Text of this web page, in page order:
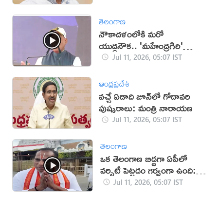
తెలంగాణ
నౌకాదళంలోకి మరో
యుద్ధనౌక.. 'మహేంద్రగిరి'
జలప్రవేశం (వీడియో)
Jul 11, 2026, 05:07 IST
ఆంధ్రప్రదేశ్
వచ్చే ఏడాది జూన్‌లో గోదావరి
పుష్కరాలు: మంత్రి నారాయణ
Jul 11, 2026, 05:07 IST
తెలంగాణ
ఒక తెలంగాణ బిడ్డగా ఏపీలో
వర్సిటీ పెట్టడం గర్వంగా ఉంది:
మల్లారెడ్డి (వీడియో)
Jul 11, 2026, 05:07 IST